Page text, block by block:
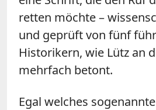
retten möchte –
und geprüft von fünf
Historikern, wie Lütz an
mehrfach betont.
Egal welches